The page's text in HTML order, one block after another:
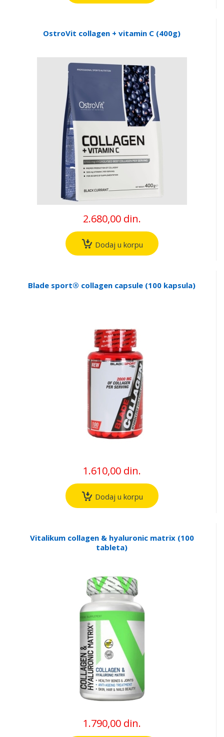
OstroVit collagen + vitamin C (400g)
2.680,00 din.
Dodaj u korpu
Blade sport® collagen capsule (100 kapsula)
1.610,00 din.
Dodaj u korpu
Vitalikum collagen & hyaluronic matrix (100
tableta)
1.790,00 din.